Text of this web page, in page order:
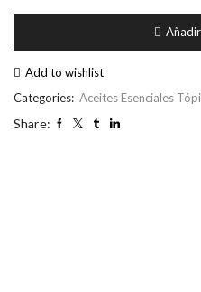
Add to wishlist
Categories: Aceites Esenciales
Share: